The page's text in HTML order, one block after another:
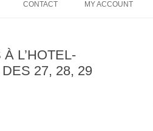
CHOU N°6 –
2020
CONTACT MY ACCOUNT
L’HOTEL-
27, 28, 29